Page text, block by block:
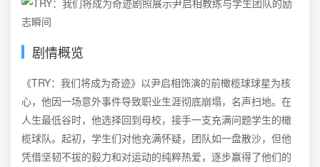
剧情概览
《TRY：我们将成为奇迹》以尹启相饰演的前橄榄球球星为核
心，他因一场意外事件导致职业生涯彻底崩塌，名声扫地。在
人生最低谷时，他选择回到母校，接手一支充满问题学生的橄
榄球队。起初，学生们对他充满怀疑，团队如一盘散沙，但他
凭借坚韧不拔的毅力和对运动的纯粹热爱，逐步赢得了他们的